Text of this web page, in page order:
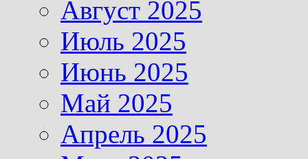
Август 2025
Июль 2025
Июнь 2025
Май 2025
Апрель 2025